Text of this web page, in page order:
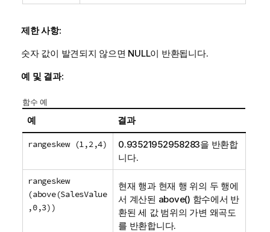
제한 사항:
숫자 값이 발견되지 않으면 NULL이 반환됩니다.
예 및 결과:
함수 예
예 결과
rangeskew (1,2,4)
0.93521952958283을 반환합
니다.
rangeskew
(above(SalesValue
,0,3))
현재 행과 현재 행 위의 두 행에
서 계산된 above() 함수에서 반
환된 세 값 범위의 가변 왜곡도
를 반환합니다.